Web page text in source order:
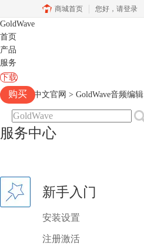
商城首页 您好， 请登录
GoldWave
首页
产品
服务
下载
购买
Goldwave中文官网 > GoldWave音频编辑
服务中心
新手入门
安装设置
注册激活